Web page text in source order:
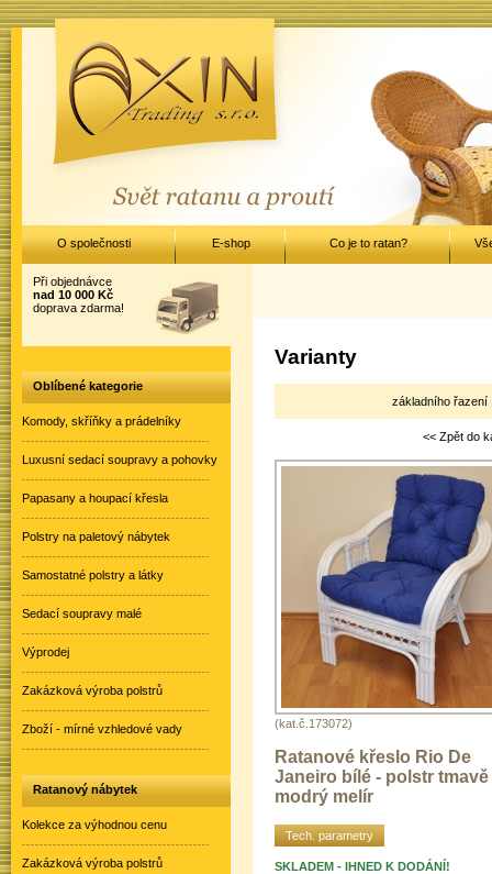
Varianty
základního
<< Zpět do
(kat.č.173072)
Ratanové křeslo Rio De
Janeiro bílé - polstr tmavě
modrý melír
Tech. parametry
SKLADEM - IHNED K DODÁNÍ!
Při objednávce
nad 10 000 Kč
doprava zdarma!
Oblíbené kategorie
Komody, skříňky a prádelníky
Luxusní sedací soupravy a pohovky
Papasany a houpací křesla
Polstry na paletový nábytek
Samostatné polstry a látky
Sedací soupravy malé
Výprodej
Zakázková výroba polstrů
Zboží - mírné vzhledové vady
Ratanový nábytek
Kolekce za výhodnou cenu
Zakázková výroba polstrů
O společnosti E-shop Co je to ratan?